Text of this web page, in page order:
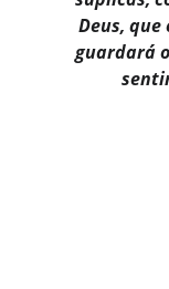
Deus,
guardará